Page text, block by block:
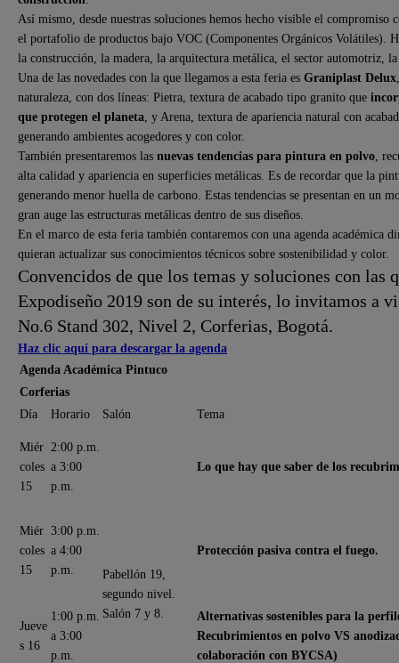
Así mismo, desde nuestras soluciones hemos hecho visible el compromiso
el portafolio de productos bajo VOC (Componentes Orgánicos Volátiles).
la construcción, la madera, la arquitectura metálica, el sector automotriz,
Una de las novedades con la que llegamos a esta feria es Graniplast Delux
naturaleza, con dos líneas: Pietra, textura de acabado tipo granito que
que protegen el planeta , y Arena, textura de apariencia natural con
generando ambientes acogedores y con color.
También presentaremos las nuevas tendencias para pintura en polvo ,
alta calidad y apariencia en superficies metálicas. Es de recordar que la
generando menor huella de carbono. Estas tendencias se presentan en un
gran auge las estructuras metálicas dentro de sus diseños.
En el marco de esta feria también contaremos con una agenda académica
quieran actualizar sus conocimientos técnicos sobre sostenibilidad y color.
Convencidos de que los temas y soluciones con las
Expodiseño 2019 son de su interés, lo invitamos a
No.6 Stand 302, Nivel 2, Corferias, Bogotá.
Haz clic aquí para descargar la agenda
Agenda Académica Pintuco
Corferias
Día
Horario Salón Tema
Miér
coles
15
2:00 p.m.
a 3:00
p.m.
Pabellón 19,
segundo nivel.
Salón 7 y 8.
Lo que hay que saber de los
Miér
coles
15
3:00 p.m.
a 4:00
p.m.
Protección pasiva contra el fuego.
Jueve
s 16
1:00 p.m.
a 3:00
p.m.
Alternativas sostenibles para la
Recubrimientos en polvo VS
colaboración con BYCSA)